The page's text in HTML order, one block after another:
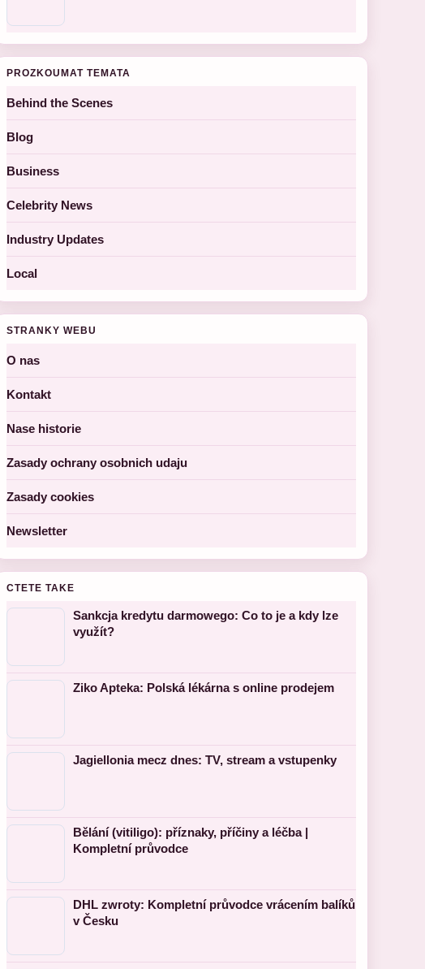
PROZKOUMAT TEMATA
Behind the Scenes
Blog
Business
Celebrity News
Industry Updates
Local
STRANKY WEBU
O nas
Kontakt
Nase historie
Zasady ochrany osobnich udaju
Zasady cookies
Newsletter
CTETE TAKE
Sankcja kredytu darmowego: Co to je a kdy lze
využít?
Ziko Apteka: Polská lékárna s online prodejem
Jagiellonia mecz dnes: TV, stream a vstupenky
Bělání (vitiligo): příznaky, příčiny a léčba |
Kompletní průvodce
DHL zwroty: Kompletní průvodce vrácením balíků
v Česku